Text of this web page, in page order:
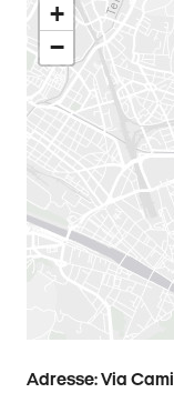
+
−
Adresse: Via